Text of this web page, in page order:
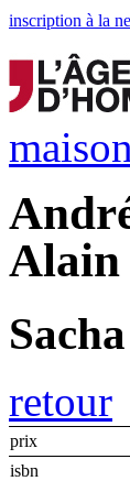
inscription à la
maison
Alain
retour
prix
isbn